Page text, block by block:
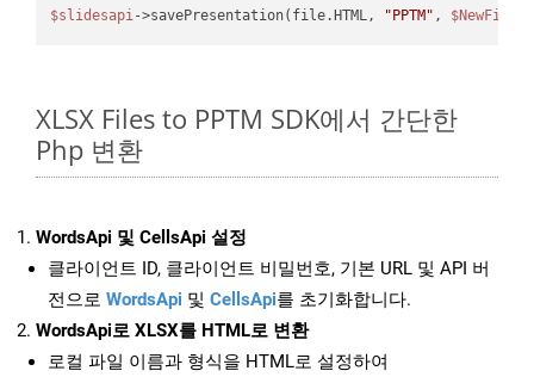
$slidesapi->savePresentation(file.HTML, "PPTM" , $NewFile
XLSX Files to PPTM SDK에서 간단한
Php 변환
WordsApi 및 CellsApi 설정
클라이언트 ID, 클라이언트 비밀번호, 기본 URL 및 API 버
전으로 WordsApi 및 CellsApi를 초기화합니다.
WordsApi로 XLSX를 HTML로 변환
로컬 파일 이름과 형식을 HTML로 설정하여